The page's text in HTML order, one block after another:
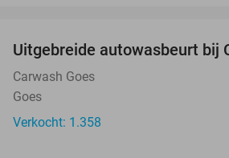
Uitgebreide autowasbeurt bij
Carwash Goes
Goes
Verkocht: 1.358